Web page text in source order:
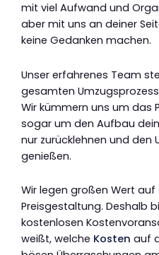
mit viel Aufwand und
aber mit uns an deiner
keine Gedanken machen.
Unser erfahrenes Team
gesamten
Wir kümmern uns um das
sogar um den Aufbau
nur zurücklehnen und den
genießen.
Wir legen großen Wert
Preisgestaltung. Deshalb
kostenlosen
weißt, welche Kosten auf